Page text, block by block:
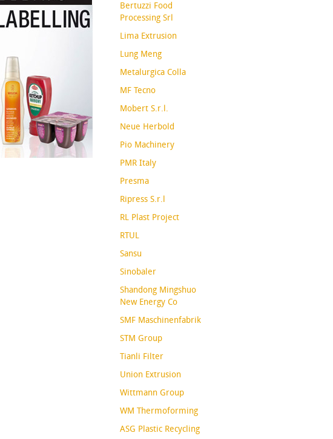
Bertuzzi Food
Processing Srl
Lima Extrusion
Lung Meng
Metalurgica Colla
MF Tecno
Mobert S.r.l.
Neue Herbold
Pio Machinery
PMR Italy
Presma
Ripress S.r.l
RL Plast Project
RTUL
Sansu
Sinobaler
Shandong Mingshuo
New Energy Co
SMF Maschinenfabrik
STM Group
Tianli Filter
Union Extrusion
Wittmann Group
WM Thermoforming
ASG Plastic Recycling